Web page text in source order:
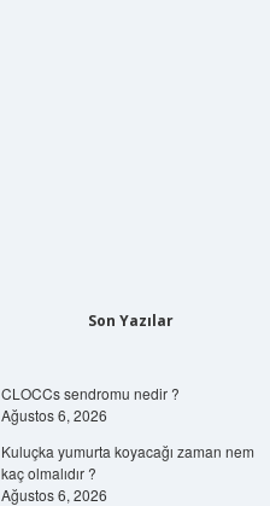
Son Yazılar
CLOCCs sendromu nedir ?
Ağustos 6, 2026
Kuluçka yumurta koyacağı zaman nem
kaç olmalıdır ?
Ağustos 6, 2026